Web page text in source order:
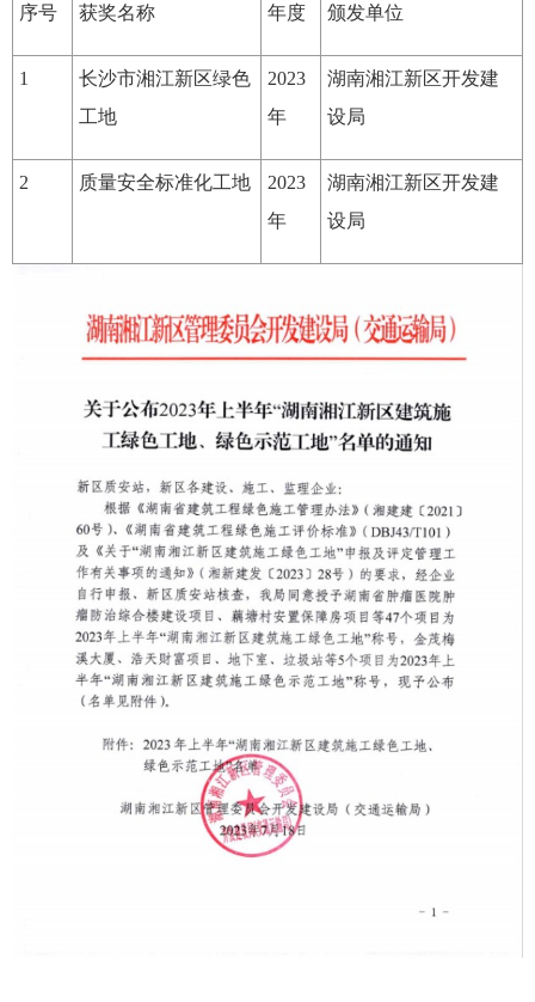
序号 获奖名称 年度 颁发单位
1
长沙市湘江新区绿色
工地
2023
年
湖南湘江新区开发建
设局
2 质量安全标准化工地
2023
年
湖南湘江新区开发建
设局